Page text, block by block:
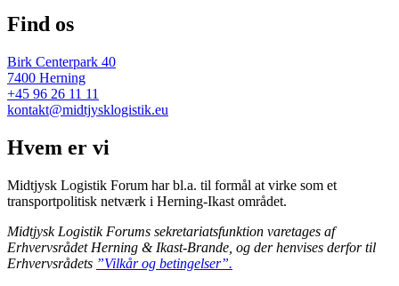
Find os
Birk Centerpark 40
7400 Herning
+45 96 26 11 11
kontakt@midtjysklogistik.eu
Hvem er vi
Midtjysk Logistik Forum har bl.a. til formål at virke som et
transportpolitisk netværk i Herning-Ikast området.
Midtjysk Logistik Forums sekretariatsfunktion varetages af
Erhvervsrådet Herning & Ikast-Brande, og der henvises derfor til
Erhvervsrådets ”Vilkår og betingelser”.